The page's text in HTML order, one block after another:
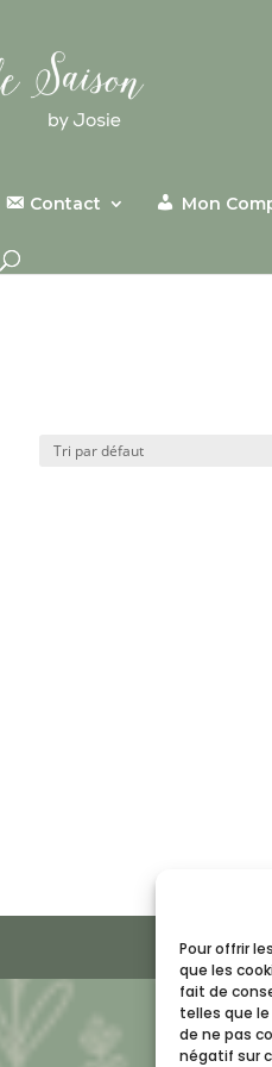
Pour offrir
que les
fait de
telles que
de ne pas
négatif sur
Contact Mon